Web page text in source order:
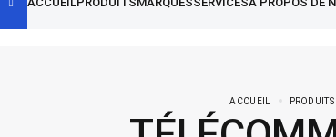
ACCUEIL PRODUITS